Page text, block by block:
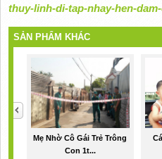
thuy-linh-di-tap-nhay-hen-
SẢN PHẨM KHÁC
Mẹ Nhờ Cô Gái Trẻ Trông
Con 1t...